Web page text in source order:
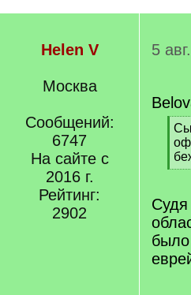
Helen V
Москва
Сообщений:
6747
На сайте с
2016 г.
Рейтинг:
2902
5
[
q
]
[
q
]
было